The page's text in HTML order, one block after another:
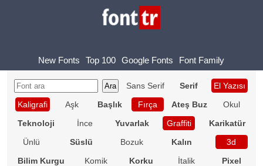
New Fonts Top 100 Google Fonts Font Family
Sans Serif Serif
El Yazısı
Kaligrafi
Aşk Başlık Fırça Ateş Buz
Okul
Teknoloji
İnce Yuvarlak Graffiti
Karikatür
Ünlü
Süslü Bozuk Kalın
3d
Bilim Kurgu
Komik Korku İtalik
Pixel